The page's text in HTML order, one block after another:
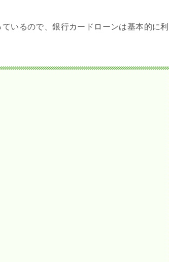
いるので、銀行カードローンは基本的に利